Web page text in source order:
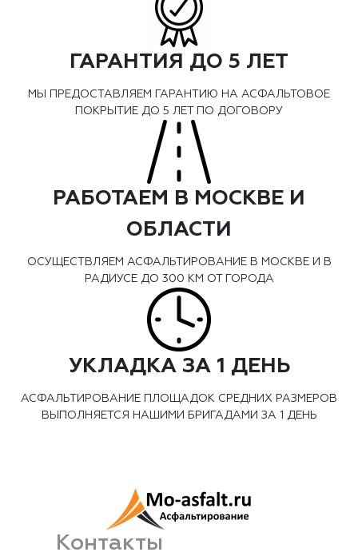
ГАРАНТИЯ ДО 5 ЛЕТ
МЫ ПРЕДОСТАВЛЯЕМ ГАРАНТИЮ НА АСФАЛЬТОВОЕ
ПОКРЫТИЕ ДО 5 ЛЕТ ПО ДОГОВОРУ
РАБОТАЕМ В МОСКВЕ И
ОБЛАСТИ
ОСУЩЕСТВЛЯЕМ АСФАЛЬТИРОВАНИЕ В МОСКВЕ И В
РАДИУСЕ ДО 300 КМ ОТ ГОРОДА
УКЛАДКА ЗА 1 ДЕНЬ
АСФАЛЬТИРОВАНИЕ ПЛОЩАДОК СРЕДНИХ РАЗМЕРОВ
ВЫПОЛНЯЕТСЯ НАШИМИ БРИГАДАМИ ЗА 1 ДЕНЬ
Контакты